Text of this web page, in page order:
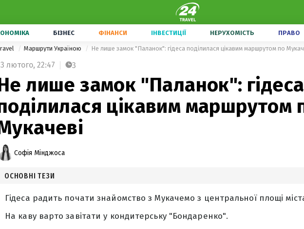
БІЗНЕС ФІНАНСИ ІНВЕСТИЦІЇ НЕРУХОМІСТЬ ПРАВО
Маршрути Україною Не лише замок "Паланок": гідеса поділилася цікавим маршрутом по
лютого, 22:47 3
лише замок "Паланок": гідеса
цікавим маршрутом
Софія Мінджоса
ОСНОВНІ ТЕЗИ
Гідеса радить почати знайомство з Мукачемо з центральної площі
На каву варто завітати у кондитерську "Бондаренко".